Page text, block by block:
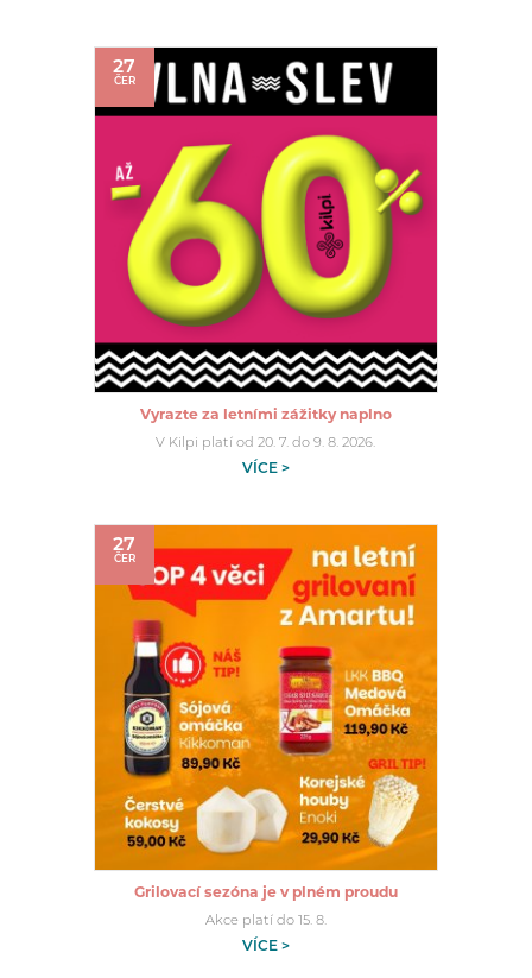
27
ČER
Vyrazte za letními zážitky naplno
V Kilpi platí od 20. 7. do 9. 8. 2026.
VÍCE >
27
ČER
Grilovací sezóna je v plném proudu
Akce platí do 15. 8.
VÍCE >